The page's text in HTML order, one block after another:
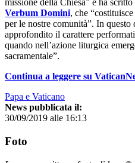
missione della Chiesa” e ha scritto
Verbum Domini, che
per le nostre comunità”. In
approfondito il carattere
quando nell’azione liturgica
sacramentale”.
Continua a leggere su
Papa e Vaticano
News pubblicata il:
30/09/2019 alle 16:13
Foto